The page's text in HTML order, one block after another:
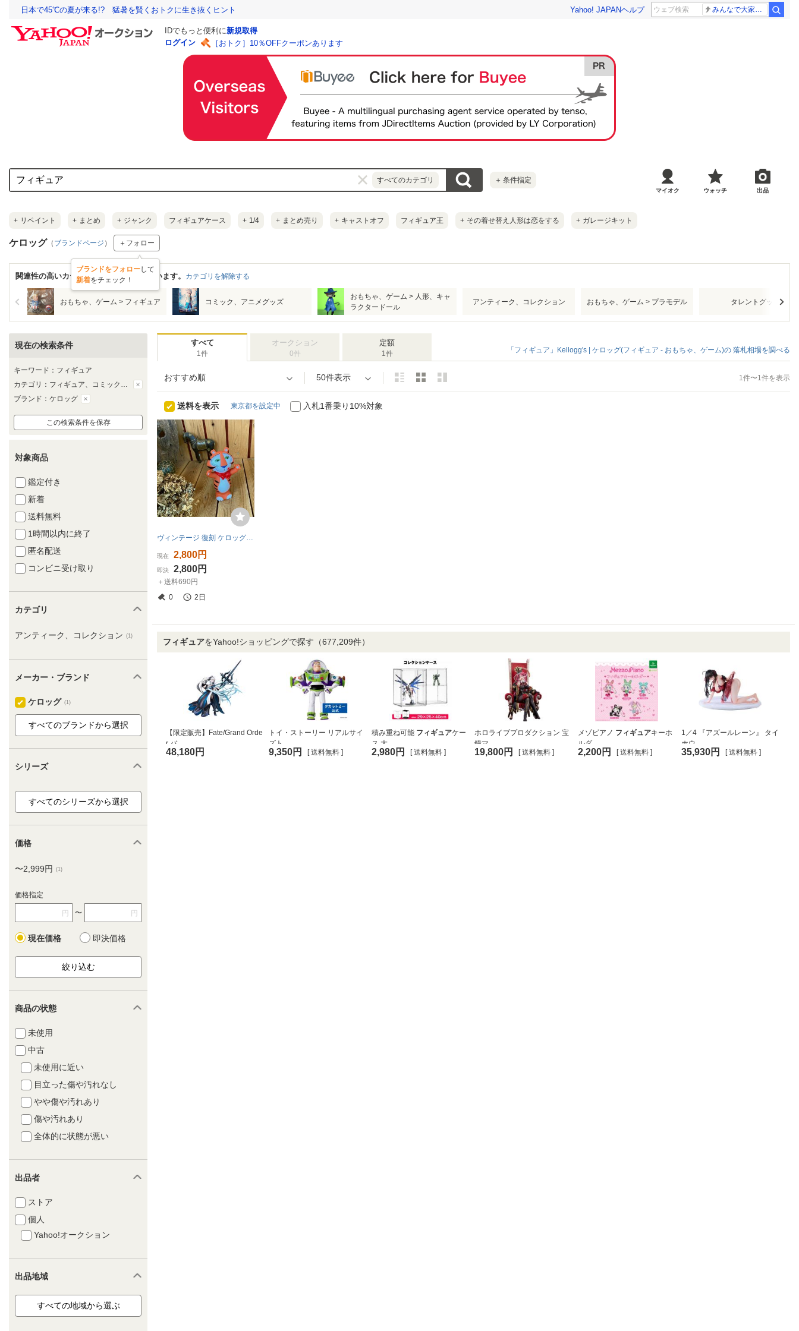
日本で45℃の夏が来る!? 猛暑を賢くおトクに生き抜くヒント Yahoo! JAPANヘルプ みんなで大家さん 2881億円
IDでもっと便利に新規取得
ログイン
［おトク］10％OFFクーポンあります
すべてのカテゴリ ＋ 条件指定
マイオク ウォッチ 出品
+ リペイント + まとめ + ジャンク フィギュアケース + 1/4 + まとめ売り + キャストオフ フィギュア王 + その着せ替え人形は恋をする + ガレージキット
ケロッグ （ ブランドページ ） ＋フォロー
ブランドをフォローして
新着をチェック！
関連性の高いカテゴリに絞って表示しています。 カテゴリを解除する
おもちゃ、ゲーム > フィギュア コミック、アニメグッズ
おもちゃ、ゲーム > 人形、キャ
ラクタードール
アンティーク、コレクション おもちゃ、ゲーム > プラモデル タレントグッズ
現在の検索条件
キーワード：フィギュア
ブランド：ケロッグ
この検索条件を保存
対象商品
鑑定付き
新着
送料無料
1時間以内に終了
匿名配送
コンビニ受け取り
カテゴリ
アンティーク、コレクション (1)
メーカー・ブランド
ケロッグ (1)
シリーズ
価格
〜2,999円 (1)
価格指定
円 〜 円
現在価格 即決価格
商品の状態
未使用
中古
未使用に近い
目立った傷や汚れなし
やや傷や汚れあり
傷や汚れあり
全体的に状態が悪い
出品者
ストア
個人
Yahoo!オークション
出品地域
すべて
1件
オークション
0件
定額
1件 「フィギュア」Kellogg's | ケロッグ(フィギュア - おもちゃ、ゲーム)の 落札相場を調べる
おすすめ順 50件表示 1件〜1件を表示
送料を表示 東京都を設定中 入札1番乗り10%対象
ヴィンテージ 復刻 ケロッグ トニー・ザ・タイガー ソフビ ドール 貯金箱 フィギュア 人形 コーンフレーク フロスティ ビンテージ トイ
現在 2,800円
即決 2,800円
＋送料690円
0
2日
フィギュアをYahoo!ショッピングで探す （677,209件）
【限定販売】Fate/Grand Orde
r バ...
48,180円
トイ・ストーリー リアルサイ
ズト...
9,350円 [ 送料無料 ]
積み重ね可能 フィギュアケー
ス 大...
2,980円 [ 送料無料 ]
ホロライブプロダクション 宝
鐘マ...
19,800円 [ 送料無料 ]
メゾピアノ フィギュアキーホ
ルダ...
2,200円 [ 送料無料 ]
1／4 『アズールレーン』 タイ
ホウ...
35,930円 [ 送料無料 ]